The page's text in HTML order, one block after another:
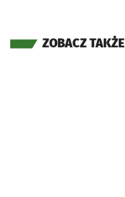
ZOBACZ TAKŻE